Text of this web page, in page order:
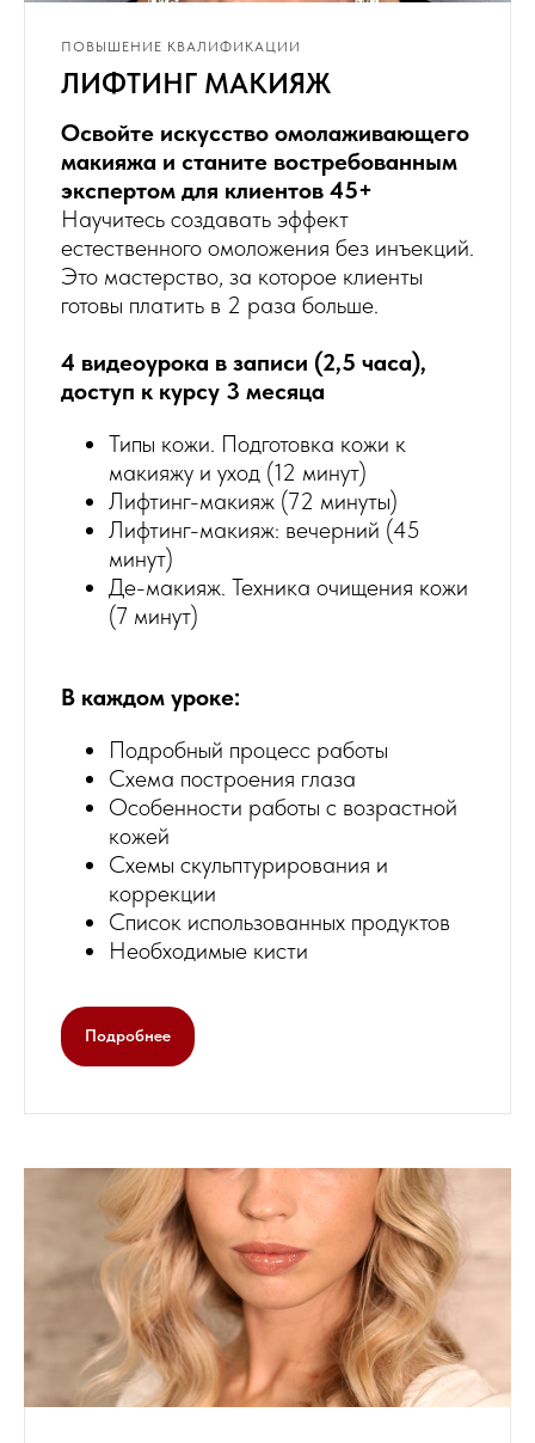
ПОВЫШЕНИЕ КВАЛИФИКАЦИИ
ЛИФТИНГ МАКИЯЖ
Освойте искусство омолаживающего
макияжа и станите востребованным
экспертом для клиентов 45+
Научитесь создавать эффект
естественного омоложения без инъекций.
Это мастерство, за которое клиенты
готовы платить в 2 раза больше.
4 видеоурока в записи (2,5 часа),
доступ к курсу 3 месяца
Типы кожи. Подготовка кожи к
макияжу и уход (12 минут)
Лифтинг-макияж (72 минуты)
Лифтинг-макияж: вечерний (45
минут)
Де-макияж. Техника очищения кожи
(7 минут)
В каждом уроке:
Подробный процесс работы
Схема построения глаза
Особенности работы с возрастной
кожей
Схемы скульптурирования и
коррекции
Список использованных продуктов
Необходимые кисти
Подробнее